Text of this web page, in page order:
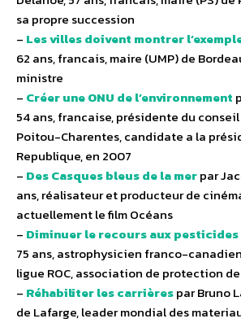
sa propre succession
– Les villes doivent montrer
62 ans, francais, maire (UMP) de
ministre
– Créer une ONU de l’environnement
54 ans, francaise, présidente du
Poitou-Charentes, candidate a la
Republique, en 2007
– Des Casques bleus de la merpar
ans, réalisateur et producteur de
actuellement le film Océans
– Diminuer le recours aux pesticides
75 ans, astrophysicien franco-
ligue ROC, association de protection
– Réhabiliter les carrièrespar Bruno
de Lafarge, leader mondial des